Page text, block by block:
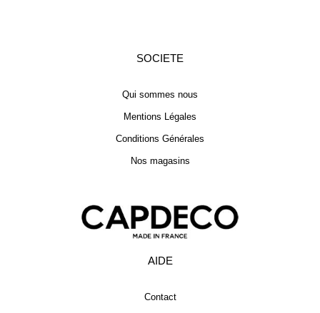
SOCIETE
Qui sommes nous
Mentions Légales
Conditions Générales
Nos magasins
AIDE
Contact